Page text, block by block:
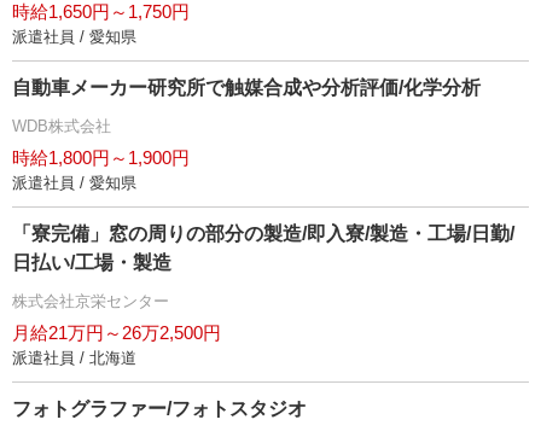
時給1,650円～1,750円
派遣社員 / 愛知県
自動車メーカー研究所で触媒合成や分析評価/化学分析
WDB株式会社
時給1,800円～1,900円
派遣社員 / 愛知県
「寮完備」窓の周りの部分の製造/即入寮/製造・工場/日勤/
日払い/工場・製造
株式会社京栄センター
月給21万円～26万2,500円
派遣社員 / 北海道
フォトグラファー/フォトスタジオ